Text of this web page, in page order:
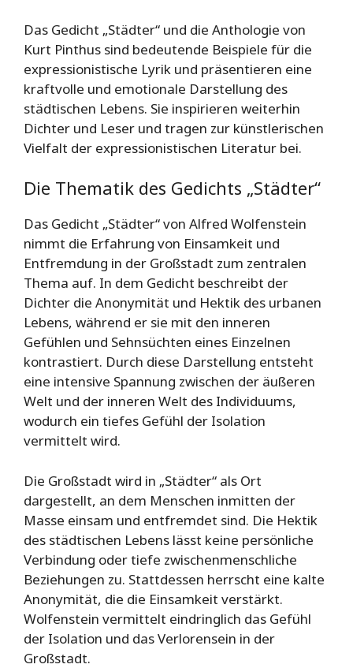
Das Gedicht „Städter“ und die Anthologie von
Kurt Pinthus sind bedeutende Beispiele für die
expressionistische Lyrik und präsentieren eine
kraftvolle und emotionale Darstellung des
städtischen Lebens. Sie inspirieren weiterhin
Dichter und Leser und tragen zur künstlerischen
Vielfalt der expressionistischen Literatur bei.
Die Thematik des Gedichts „Städter“
Das Gedicht „Städter“ von Alfred Wolfenstein
nimmt die Erfahrung von Einsamkeit und
Entfremdung in der Großstadt zum zentralen
Thema auf. In dem Gedicht beschreibt der
Dichter die Anonymität und Hektik des urbanen
Lebens, während er sie mit den inneren
Gefühlen und Sehnsüchten eines Einzelnen
kontrastiert. Durch diese Darstellung entsteht
eine intensive Spannung zwischen der äußeren
Welt und der inneren Welt des Individuums,
wodurch ein tiefes Gefühl der Isolation
vermittelt wird.
Die Großstadt wird in „Städter“ als Ort
dargestellt, an dem Menschen inmitten der
Masse einsam und entfremdet sind. Die Hektik
des städtischen Lebens lässt keine persönliche
Verbindung oder tiefe zwischenmenschliche
Beziehungen zu. Stattdessen herrscht eine kalte
Anonymität, die die Einsamkeit verstärkt.
Wolfenstein vermittelt eindringlich das Gefühl
der Isolation und das Verlorensein in der
Großstadt.